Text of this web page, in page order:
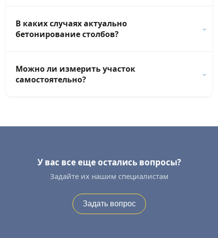
В каких случаях актуально
бетонирование столбов?
Можно ли измерить участок
самостоятельно?
У вас все еще остались вопросы?
Задайте их нашим специалистам
Задать вопрос